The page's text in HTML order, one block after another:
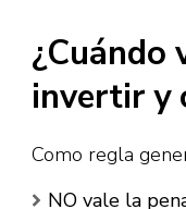
¿Cuándo
invertir y
Como regla
NO vale la